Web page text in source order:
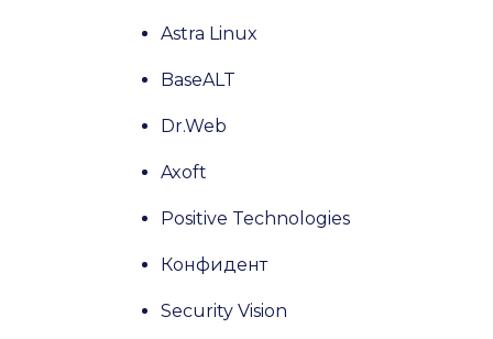
Astra Linux
BaseALT
Dr.Web
Axoft
Positive Technologies
Конфидент
Security Vision